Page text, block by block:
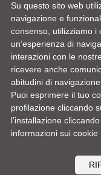
Dealer: VENTURA
FERRETTI GROUP
Su questo sito web
navigazione e
consenso, utilizziamo i
un’esperienza di
interazioni con le
ricevere anche
abitudini di
Puoi esprimere il tuo
profilazione cliccando
l’installazione
informazioni sui